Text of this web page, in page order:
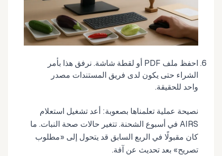
احفظ ملف PDF أو لقطة شاشة. نرفق هذا بأمر
الشراء حتى يكون لدى فريق المستندات مصدر
واحد للحقيقة.
نصيحة عملية تعلمناها بصعوبة: أعد تشغيل استعلام
AIRS في أسبوع الشحنة. تتغير حالات صحة النبات. ما
كان مقبولًا في الربع السابق قد يتحول إلى «مطلوب
تصريح» بعد تحديث عن آفة.